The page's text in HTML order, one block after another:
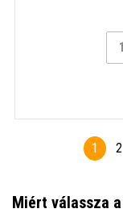
1 2
Miért válassza